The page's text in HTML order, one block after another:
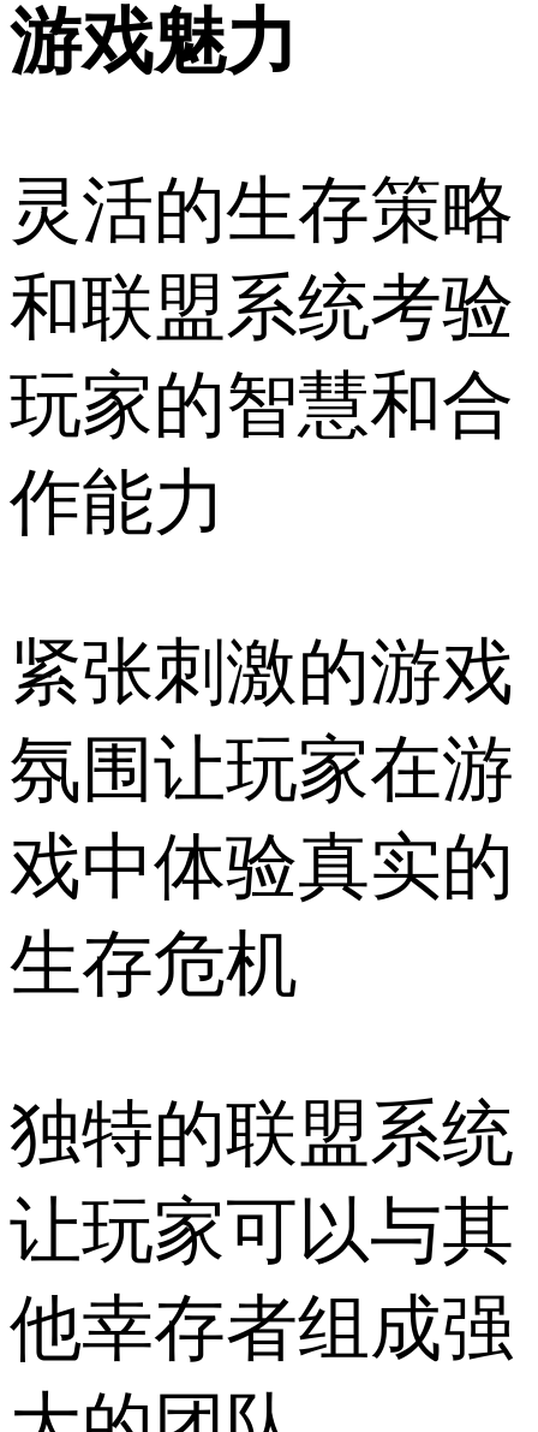
游戏魅力
灵活的生存策略
和联盟系统考验
玩家的智慧和合
作能力
紧张刺激的游戏
氛围让玩家在游
戏中体验真实的
生存危机
独特的联盟系统
让玩家可以与其
他幸存者组成强